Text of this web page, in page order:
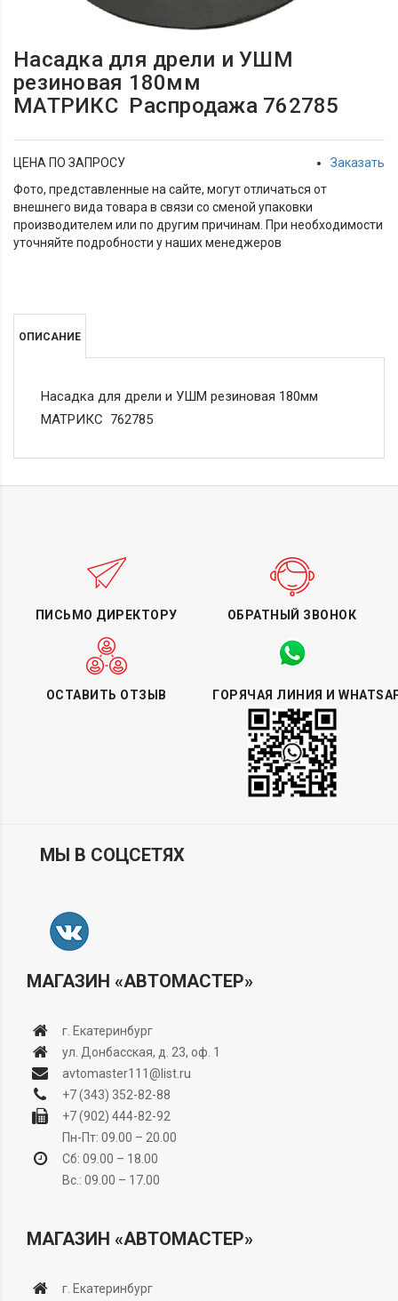
Насадка для дрели и УШМ
резиновая 180мм
МАТРИКС Распродажа 762785
ЦЕНА ПО ЗАПРОСУ
Заказать
Фото, представленные на сайте, могут отличаться от
внешнего вида товара в связи со сменой упаковки
производителем или по другим причинам. При необходимости
уточняйте подробности у наших менеджеров
ОПИСАНИЕ
Насадка для дрели и УШМ резиновая 180мм
МАТРИКС 762785
ПИСЬМО ДИРЕКТОРУ ОБРАТНЫЙ ЗВОНОК
ОСТАВИТЬ ОТЗЫВ ГОРЯЧАЯ ЛИНИЯ И
МЫ В СОЦСЕТЯХ
МАГАЗИН «АВТОМАСТЕР»
г. Екатеринбург
ул. Донбасская, д. 23, оф. 1
avtomaster111@list.ru
+7 (343) 352-82-88
+7 (902) 444-82-92
Пн-Пт: 09.00 – 20.00
Сб: 09.00 – 18.00
Вс.: 09.00 – 17.00
МАГАЗИН «АВТОМАСТЕР»
г. Екатеринбург